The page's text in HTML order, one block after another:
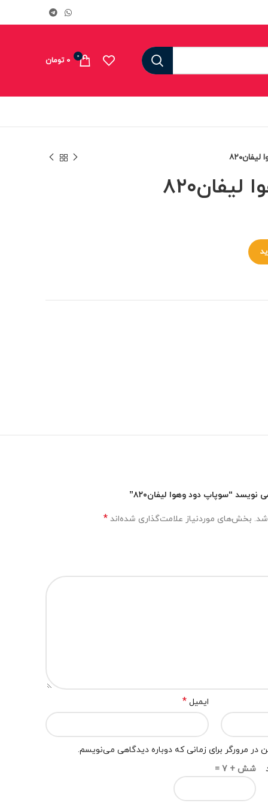
0
0 تومان
“سوپاپ دود و‌هوا لیفان۸۲۰”
شد. بخش‌های موردنیاز علامت‌گذاری شده‌اند *
ایمیل *
در مرورگر برای زمانی که دوباره دیدگاهی می‌نویسم.
شش + 7 =